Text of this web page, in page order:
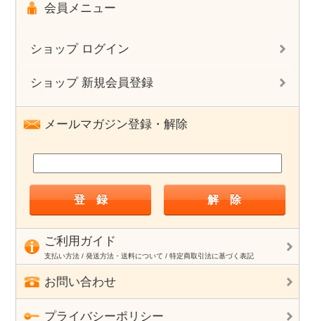
会員メニュー
ショップ ログイン
ショップ 新規会員登録
メールマガジン登録・解除
ご利用ガイド
支払い方法 / 発送方法・送料について / 特定商取引法に基づく表記
お問い合わせ
プライバシーポリシー